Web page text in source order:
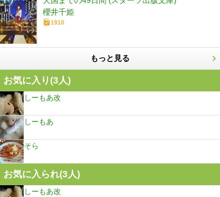
櫻井千姫
1910
もっと見る
お気に入り(3人)
しーもあ改
しーもあ
そら
お気に入られ(3人)
しーもあ改